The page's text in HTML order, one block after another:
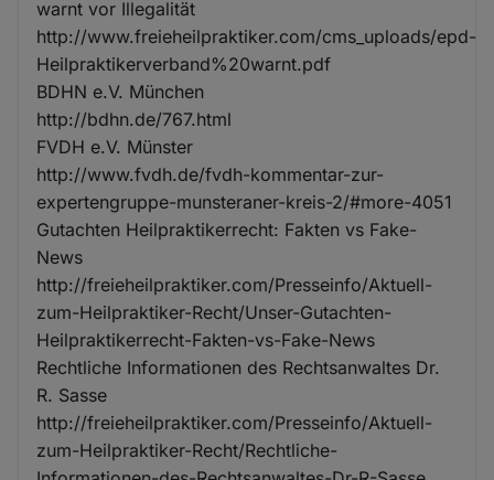
warnt vor Illegalität
http://www.freieheilpraktiker.com/cms_uploads/epd-
Heilpraktikerverband%20warnt.pdf
BDHN e.V. München
http://bdhn.de/767.html
FVDH e.V. Münster
http://www.fvdh.de/fvdh-kommentar-zur-
expertengruppe-munsteraner-kreis-2/#more-4051
Gutachten Heilpraktikerrecht: Fakten vs Fake-
News
http://freieheilpraktiker.com/Presseinfo/Aktuell-
zum-Heilpraktiker-Recht/Unser-Gutachten-
Heilpraktikerrecht-Fakten-vs-Fake-News
Rechtliche Informationen des Rechtsanwaltes Dr.
R. Sasse
http://freieheilpraktiker.com/Presseinfo/Aktuell-
zum-Heilpraktiker-Recht/Rechtliche-